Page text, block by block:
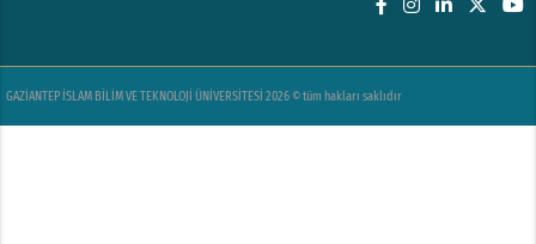
GAZİANTEP İSLAM BİLİM VE TEKNOLOJİ ÜNİVERSİTESİ 2026 © tüm hakları saklıdır